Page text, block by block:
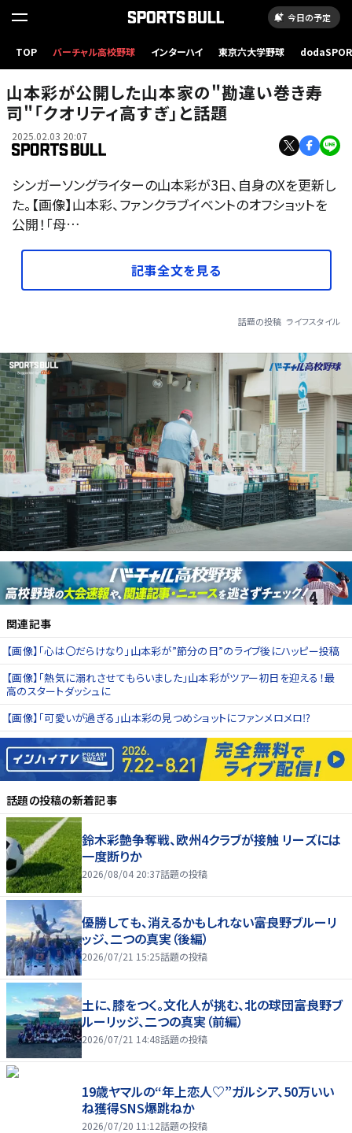
今日の予定
TOP バーチャル高校野球 インターハイ 東京六大学野球
山本彩が公開した山本家の"勘違い巻き寿
司"「クオリティ高すぎ」と話題
2025.02.03 20:07
シンガーソングライターの山本彩が3日、自身のXを更新し
た。【画像】山本彩、ファンクラブイベントのオフショットを
公開！「母…
記事全文を見る
話題の投稿 ライフスタイル
関連記事
【画像】「心は〇だらけなり」山本彩が”節分の日”のライブ後にハッピー投稿
【画像】「熱気に溺れさせてもらいました」山本彩がツアー初日を迎える！最
高のスタートダッシュに
【画像】「可愛いが過ぎる」山本彩の見つめショットにファンメロメロ⁉
話題の投稿の新着記事
鈴木彩艶争奪戦、欧州4クラブが接触 リーズには
一度断りか
2026/08/04 20:37話題の投稿
優勝しても、消えるかもしれない――富良野ブルーリ
ッジ、二つの真実（後編）
2026/07/21 15:25話題の投稿
土に、膝をつく。文化人が挑む、北の球団――富良野ブ
ルーリッジ、二つの真実（前編）
2026/07/21 14:48話題の投稿
19歳ヤマルの“年上恋人♡”ガルシア、50万いい
ね獲得SNS爆跳ねか
2026/07/20 11:12話題の投稿